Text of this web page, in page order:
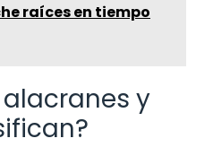
raíces en tiempo
alacranes y